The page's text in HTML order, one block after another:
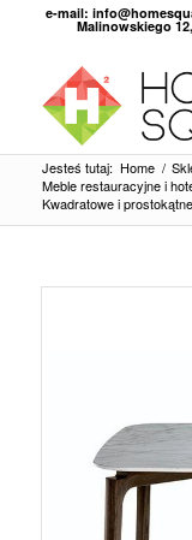
e-mail:
Malinowskiego
Jesteś tutaj: Home /
Meble restauracyjne i
Kwadratowe i